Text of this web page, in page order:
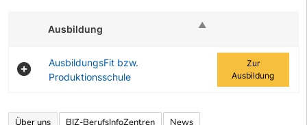
Ausbildung
AusbildungsFit bzw.
Produktionsschule
Zur
Ausbildung
Über uns BIZ-BerufsInfoZentren News